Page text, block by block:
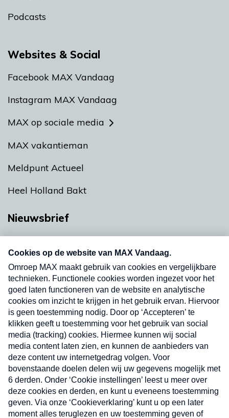
Podcasts
Websites & Social
Facebook MAX Vandaag
Instagram MAX Vandaag
MAX op sociale media
MAX vakantieman
Meldpunt Actueel
Heel Holland Bakt
Nieuwsbrief
nieuwsbrief. Elke vrijdag- en dinsdagochtend in
uw mailbox.
Verzend
Nieuwsbrief
Neem hier een gratis abonnement op onze